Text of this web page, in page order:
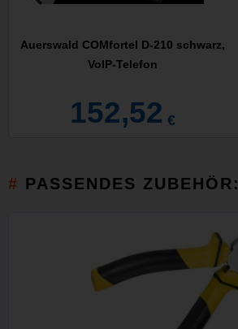
Auerswald COMfortel D-210 schwarz,
VoIP-Telefon
152,52 €
PASSENDES ZUBEHÖR: